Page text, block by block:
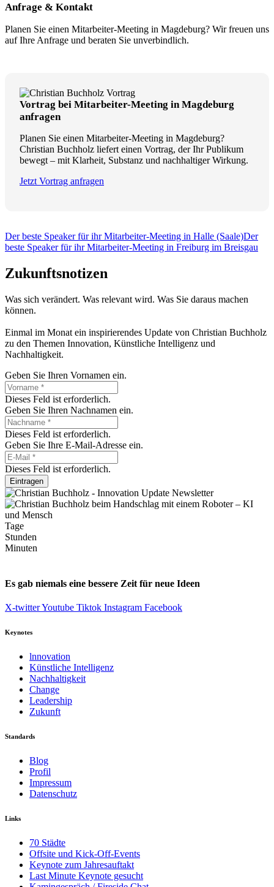
Anfrage & Kontakt
Planen Sie einen Mitarbeiter-Meeting in Magdeburg? Wir freuen uns
auf Ihre Anfrage und beraten Sie unverbindlich.
Vortrag bei Mitarbeiter-Meeting in Magdeburg
anfragen
Planen Sie einen Mitarbeiter-Meeting in Magdeburg?
Christian Buchholz liefert einen Vortrag, der Ihr Publikum
bewegt – mit Klarheit, Substanz und nachhaltiger Wirkung.
Jetzt Vortrag anfragen
Der beste Speaker für ihr Mitarbeiter-Meeting in Halle (Saale)Der
beste Speaker für ihr Mitarbeiter-Meeting in Freiburg im Breisgau
Zukunftsnotizen
Was sich verändert. Was relevant wird. Was Sie daraus machen
können.
Einmal im Monat ein inspirierendes Update von Christian Buchholz
zu den Themen Innovation, Künstliche Intelligenz und
Nachhaltigkeit.
Geben Sie Ihren Vornamen ein.
Dieses Feld ist erforderlich.
Geben Sie Ihren Nachnamen ein.
Dieses Feld ist erforderlich.
Geben Sie Ihre E-Mail-Adresse ein.
Dieses Feld ist erforderlich.
Eintragen
Tage
Stunden
Minuten
Es gab niemals eine bessere Zeit für neue Ideen
X-twitterYoutube Tiktok Instagram Facebook
Keynotes
lnnovation
Künstliche Intelligenz
Nachhaltigkeit
Change
Leadership
Zukunft
Standards
Blog
Profil
Impressum
Datenschutz
Links
70 Städte
Offsite und Kick-Off-Events
Keynote zum Jahresauftakt
Last Minute Keynote gesucht